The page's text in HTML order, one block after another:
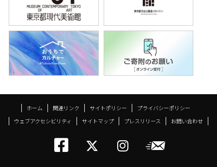
ホーム 関連リンク サイトポリシー
プライバシーポリシー
ウェブアクセシビリティ
サイトマップ プレスリリース お問い合わせ
トーキョーアーツ
メールニ